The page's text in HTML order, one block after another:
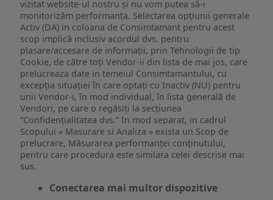
vizitat website-ul nostru și nu vom putea să-i
monitorizăm performanța. Selectarea opțiunii generale
Activ (DA) in coloana de Consimtamant pentru acest
scop implică inclusiv acordul dvs. pentru
plasare/accesare de informații, prin Tehnologii de tip
Cookie, de către toți Vendor-ii din lista de mai jos, care
prelucreaza date in temeiul Consimtamantului, cu
excepția situației în care optați cu Inactiv (NU) pentru
unii Vendor-i, în mod individual, în lista generală de
Vendori, pe care o regăsiți la secțiunea
“Confidențialitatea dvs.” In mod separat, in cadrul
Scopului « Masurare si Analiza » exista un Scop de
prelucrare, Măsurarea performanței conținutului,
pentru care procedura este similara celei descrise mai
sus.
Conectarea mai multor dispozitive